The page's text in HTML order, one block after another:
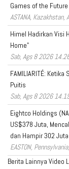
Games of the
ASTANA,
Himel Hadirkan Visi
Home"
Sab, Ags 8 2026
FAMILIARITÉ:
Puitis
Sab, Ags 8 2026
Eightco Holdings
US$378 Juta,
dan Hampir 302
EASTON,
Berita Lainnya Video